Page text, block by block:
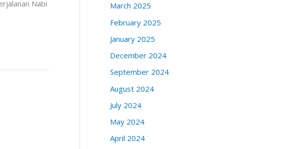
Nabi
March 2025
February 2025
January 2025
December 2024
September 2024
August 2024
July 2024
May 2024
April 2024